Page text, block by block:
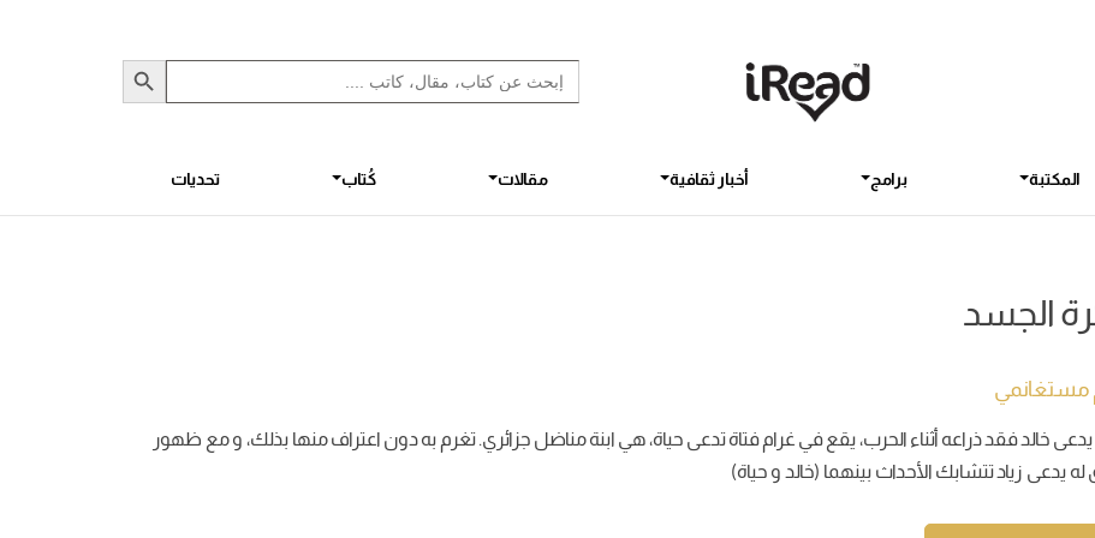
Search
for:
Search Button
المكتبة برامج أخبار ثقافية مقالات كُتاب تحديات
الجسد
مستغانمي
خالد فقد ذراعه أثناء الحرب، يقع في غرام فتاة تدعى حياة، هي ابنة مناضل جزائري. تغرم به دون اعتراف منها بذلك، و مع ظهور
يدعى زياد تتشابك الأحداث بينهما (خالد و حياة)